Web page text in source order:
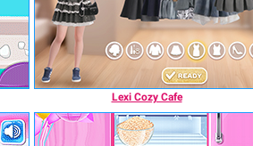
Lexi Cozy Cafe